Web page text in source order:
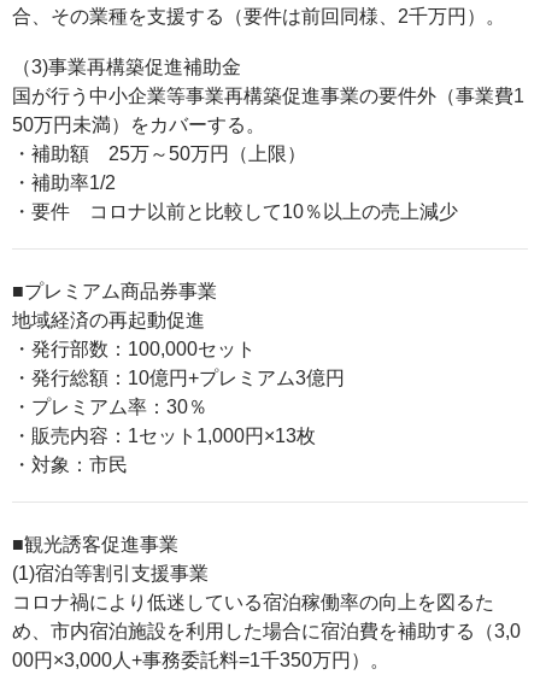
合、その業種を支援する（要件は前回同様、2千万円）。
（3)事業再構築促進補助金
国が行う中小企業等事業再構築促進事業の要件外（事業費1
50万円未満）をカバーする。
・補助額 25万～50万円（上限）
・補助率1/2
・要件 コロナ以前と比較して10％以上の売上減少
■プレミアム商品券事業
地域経済の再起動促進
・発行部数：100,000セット
・発行総額：10億円+プレミアム3億円
・プレミアム率：30％
・販売内容：1セット1,000円×13枚
・対象：市民
■観光誘客促進事業
(1)宿泊等割引支援事業
コロナ禍により低迷している宿泊稼働率の向上を図るた
め、市内宿泊施設を利用した場合に宿泊費を補助する（3,0
00円×3,000人+事務委託料=1千350万円）。